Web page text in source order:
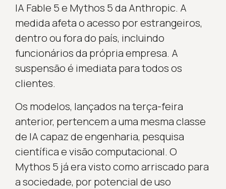
IA Fable 5 e Mythos 5 da Anthropic. A
medida afeta o acesso por estrangeiros,
dentro ou fora do país, incluindo
funcionários da própria empresa. A
suspensão é imediata para todos os
clientes.
Os modelos, lançados na terça-feira
anterior, pertencem a uma mesma classe
de IA capaz de engenharia, pesquisa
científica e visão computacional. O
Mythos 5 já era visto como arriscado para
a sociedade, por potencial de uso